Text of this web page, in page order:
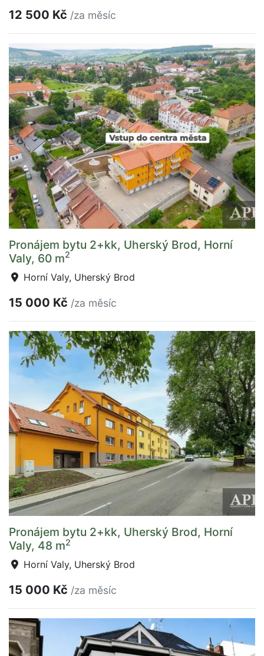
12 500 Kč /za měsíc
Pronájem bytu 2+kk, Uherský Brod, Horní
Valy, 60 m2
Horní Valy, Uherský Brod
15 000 Kč /za měsíc
Pronájem bytu 2+kk, Uherský Brod, Horní
Valy, 48 m2
Horní Valy, Uherský Brod
15 000 Kč /za měsíc